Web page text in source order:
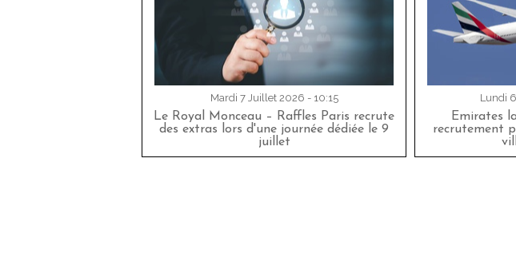
Mardi 7 Juillet 2026 - 10:15
Le Royal Monceau – Raffles Paris recrute
des extras lors d'une journée dédiée le 9
juillet
Lundi
Emirates
recrutement